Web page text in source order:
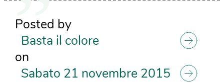
Posted by
Basta il colore
on
Sabato 21 novembre 2015